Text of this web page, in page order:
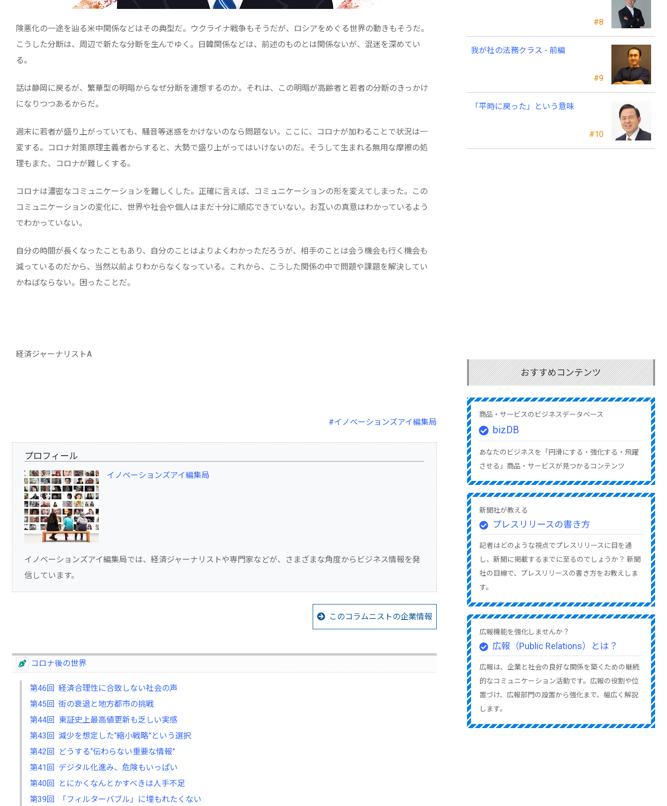
険悪化の一途を辿る米中関係などはその典型だ。ウクライナ戦争もそうだが、ロシアをめぐる世界の動きもそうだ。
こうした分断は、周辺で新たな分断を生んでゆく。日韓関係などは、前述のものとは関係ないが、混迷を深めてい
る。
話は静岡に戻るが、繁華型の明暗からなぜ分断を連想するのか。それは、この明暗が高齢者と若者の分断のきっかけ
になりつつあるからだ。
週末に若者が盛り上がっていても、騒音等迷惑をかけないのなら問題ない。ここに、コロナが加わることで状況は一
変する。コロナ対策原理主義者からすると、大勢で盛り上がってはいけないのだ。そうして生まれる無用な摩擦の処
理もまた、コロナが難しくする。
コロナは濃密なコミュニケーションを難しくした。正確に言えば、コミュニケーションの形を変えてしまった。この
コミュニケーションの変化に、世界や社会や個人はまだ十分に順応できていない。お互いの真意はわかっているよう
でわかっていない。
自分の時間が長くなったこともあり、自分のことはよりよくわかっただろうが、相手のことは会う機会も行く機会も
減っているのだから、当然以前よりわからなくなっている。これから、こうした関係の中で問題や課題を解決してい
かねばならない。困ったことだ。
経済ジャーナリストA
#イノベーションズアイ編集局
プロフィール
イノベーションズアイ編集局
イノベーションズアイ編集局では、経済ジャーナリストや専門家などが、さまざまな角度からビジネス情報を発
信しています。
このコラムニストの企業情報
コロナ後の世界
第46回 経済合理性に合致しない社会の声
第45回 街の衰退と地方都市の挑戦
第44回 東証史上最高値更新も乏しい実感
第43回 減少を想定した“縮小戦略”という選択
第42回 どうする“伝わらない重要な情報”
第41回 デジタル化進み、危険もいっぱい
第40回 とにかくなんとかすべきは人手不足
第39回 「フィルターバブル」に埋もれたくない
#8
#9
我が社の法務クラス - 前編
#10
「平時に戻った」という意味
おすすめコンテンツ
商品・サービスのビジネスデータベース
bizDB
あなたのビジネスを「円滑にする・強化する・飛躍
させる」商品・サービスが見つかるコンテンツ
新聞社が教える
プレスリリースの書き方
記者はどのような視点でプレスリリースに目を通
し、新聞に掲載するまでに至るのでしょうか？ 新聞
社の目線で、プレスリリースの書き方をお教えしま
す。
広報機能を強化しませんか？
広報（Public Relations）とは？
広報は、企業と社会の良好な関係を築くための継続
的なコミュニケーション活動です。広報の役割や位
置づけ、広報部門の設置から強化まで、幅広く解説
します。